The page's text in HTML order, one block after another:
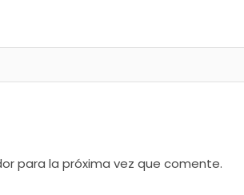
para la próxima vez que comente.